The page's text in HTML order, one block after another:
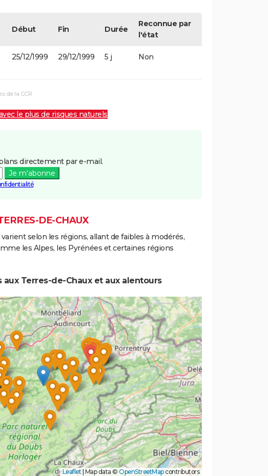
Début Fin Durée
Reconnue par
l'état
25/12/1999 29/12/1999 5 j Non
de la CCR
le plus de risques naturels
directement par e-mail.
Je m'abonne
DE-CHAUX
varient selon les régions, allant de faibles à modérés,
les Alpes, les Pyrénées et certaines régions
aux Terres-de-Chaux et aux alentours
Leaflet | Map data © OpenStreetMapcontributors